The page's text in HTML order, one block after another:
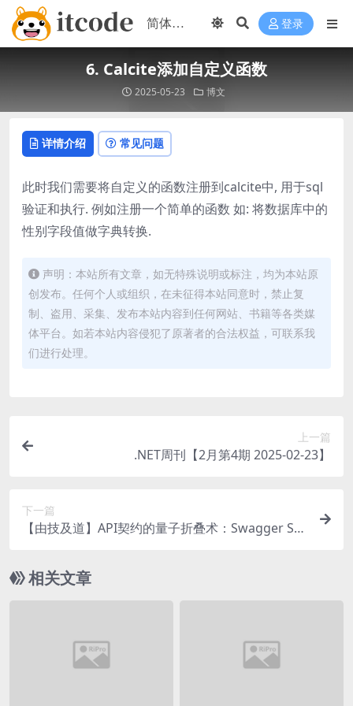
登录
6. Calcite添加自定义函数
2025-05-23 博文
详情介绍 常见问题
此时我们需要将自定义的函数注册到calcite中, 用于sql
验证和执行. 例如注册一个简单的函数 如: 将数据库中的
性别字段值做字典转换.
声明：本站所有文章，如无特殊说明或标注，均为本站原
创发布。任何个人或组织，在未征得本站同意时，禁止复
制、盗用、采集、发布本站内容到任何网站、书籍等各类媒
体平台。如若本站内容侵犯了原著者的合法权益，可联系我
们进行处理。
上一篇
.NET周刊【2月第4期 2025-02-23】
下一篇
【由技及道】API契约的量子折叠术：Swagger Sta
发日志】
相关文章